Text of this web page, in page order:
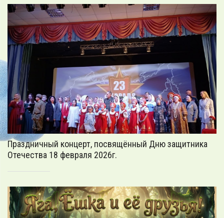
Праздничный концерт, посвящённый Дню защитника
Отечества 18 февраля 2026г.